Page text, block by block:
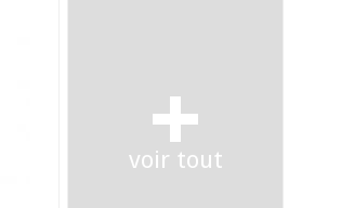
+
voir tout